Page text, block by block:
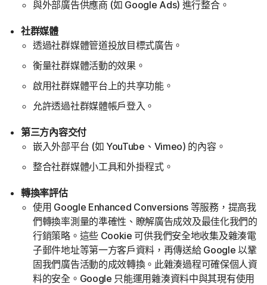
與外部廣告供應商 (如 Google Ads) 進行整合。
社群媒體
透過社群媒體管道投放目標式廣告。
衡量社群媒體活動的效果。
啟用社群媒體平台上的共享功能。
允許透過社群媒體帳戶登入。
第三方內容交付
嵌入外部平台 (如 YouTube、Vimeo) 的內容。
整合社群媒體小工具和外掛程式。
轉換率評估
使用 Google Enhanced Conversions 等服務，提高我
們轉換率測量的準確性、瞭解廣告成效及最佳化我們的
行銷策略。這些 Cookie 可供我們安全地收集及雜湊電
子郵件地址等第一方客戶資料，再傳送給 Google 以鞏
固我們廣告活動的成效轉換。此雜湊過程可確保個人資
料的安全。Google 只能運用雜湊資料中與其現有使用